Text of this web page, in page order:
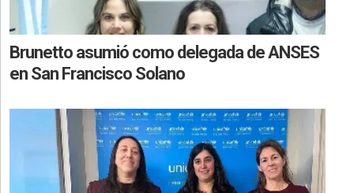
Brunetto asumió como delegada de ANSES
en San Francisco Solano